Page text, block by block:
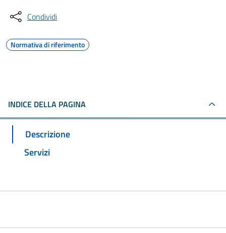
Condividi
Normativa di riferimento
INDICE DELLA PAGINA
Descrizione
Servizi